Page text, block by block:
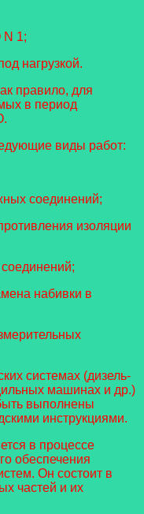
N 1;
нагрузкой.
правило, для
в период
виды работ:
соединений;
изоляции
набивки в
системах (дизель-
машинах и др.)
выполнены
инструкциями.
в процессе
обеспечения
Он состоит в
частей и их